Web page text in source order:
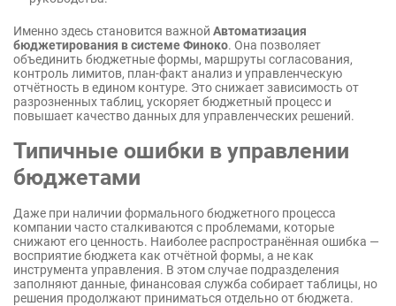
Именно здесь становится важной Автоматизация
бюджетирования в системе Финоко. Она позволяет
объединить бюджетные формы, маршруты согласования,
контроль лимитов, план-факт анализ и управленческую
отчётность в едином контуре. Это снижает зависимость от
разрозненных таблиц, ускоряет бюджетный процесс и
повышает качество данных для управленческих решений.
Типичные ошибки в управлении
бюджетами
Даже при наличии формального бюджетного процесса
компании часто сталкиваются с проблемами, которые
снижают его ценность. Наиболее распространённая ошибка —
восприятие бюджета как отчётной формы, а не как
инструмента управления. В этом случае подразделения
заполняют данные, финансовая служба собирает таблицы, но
решения продолжают приниматься отдельно от бюджета.